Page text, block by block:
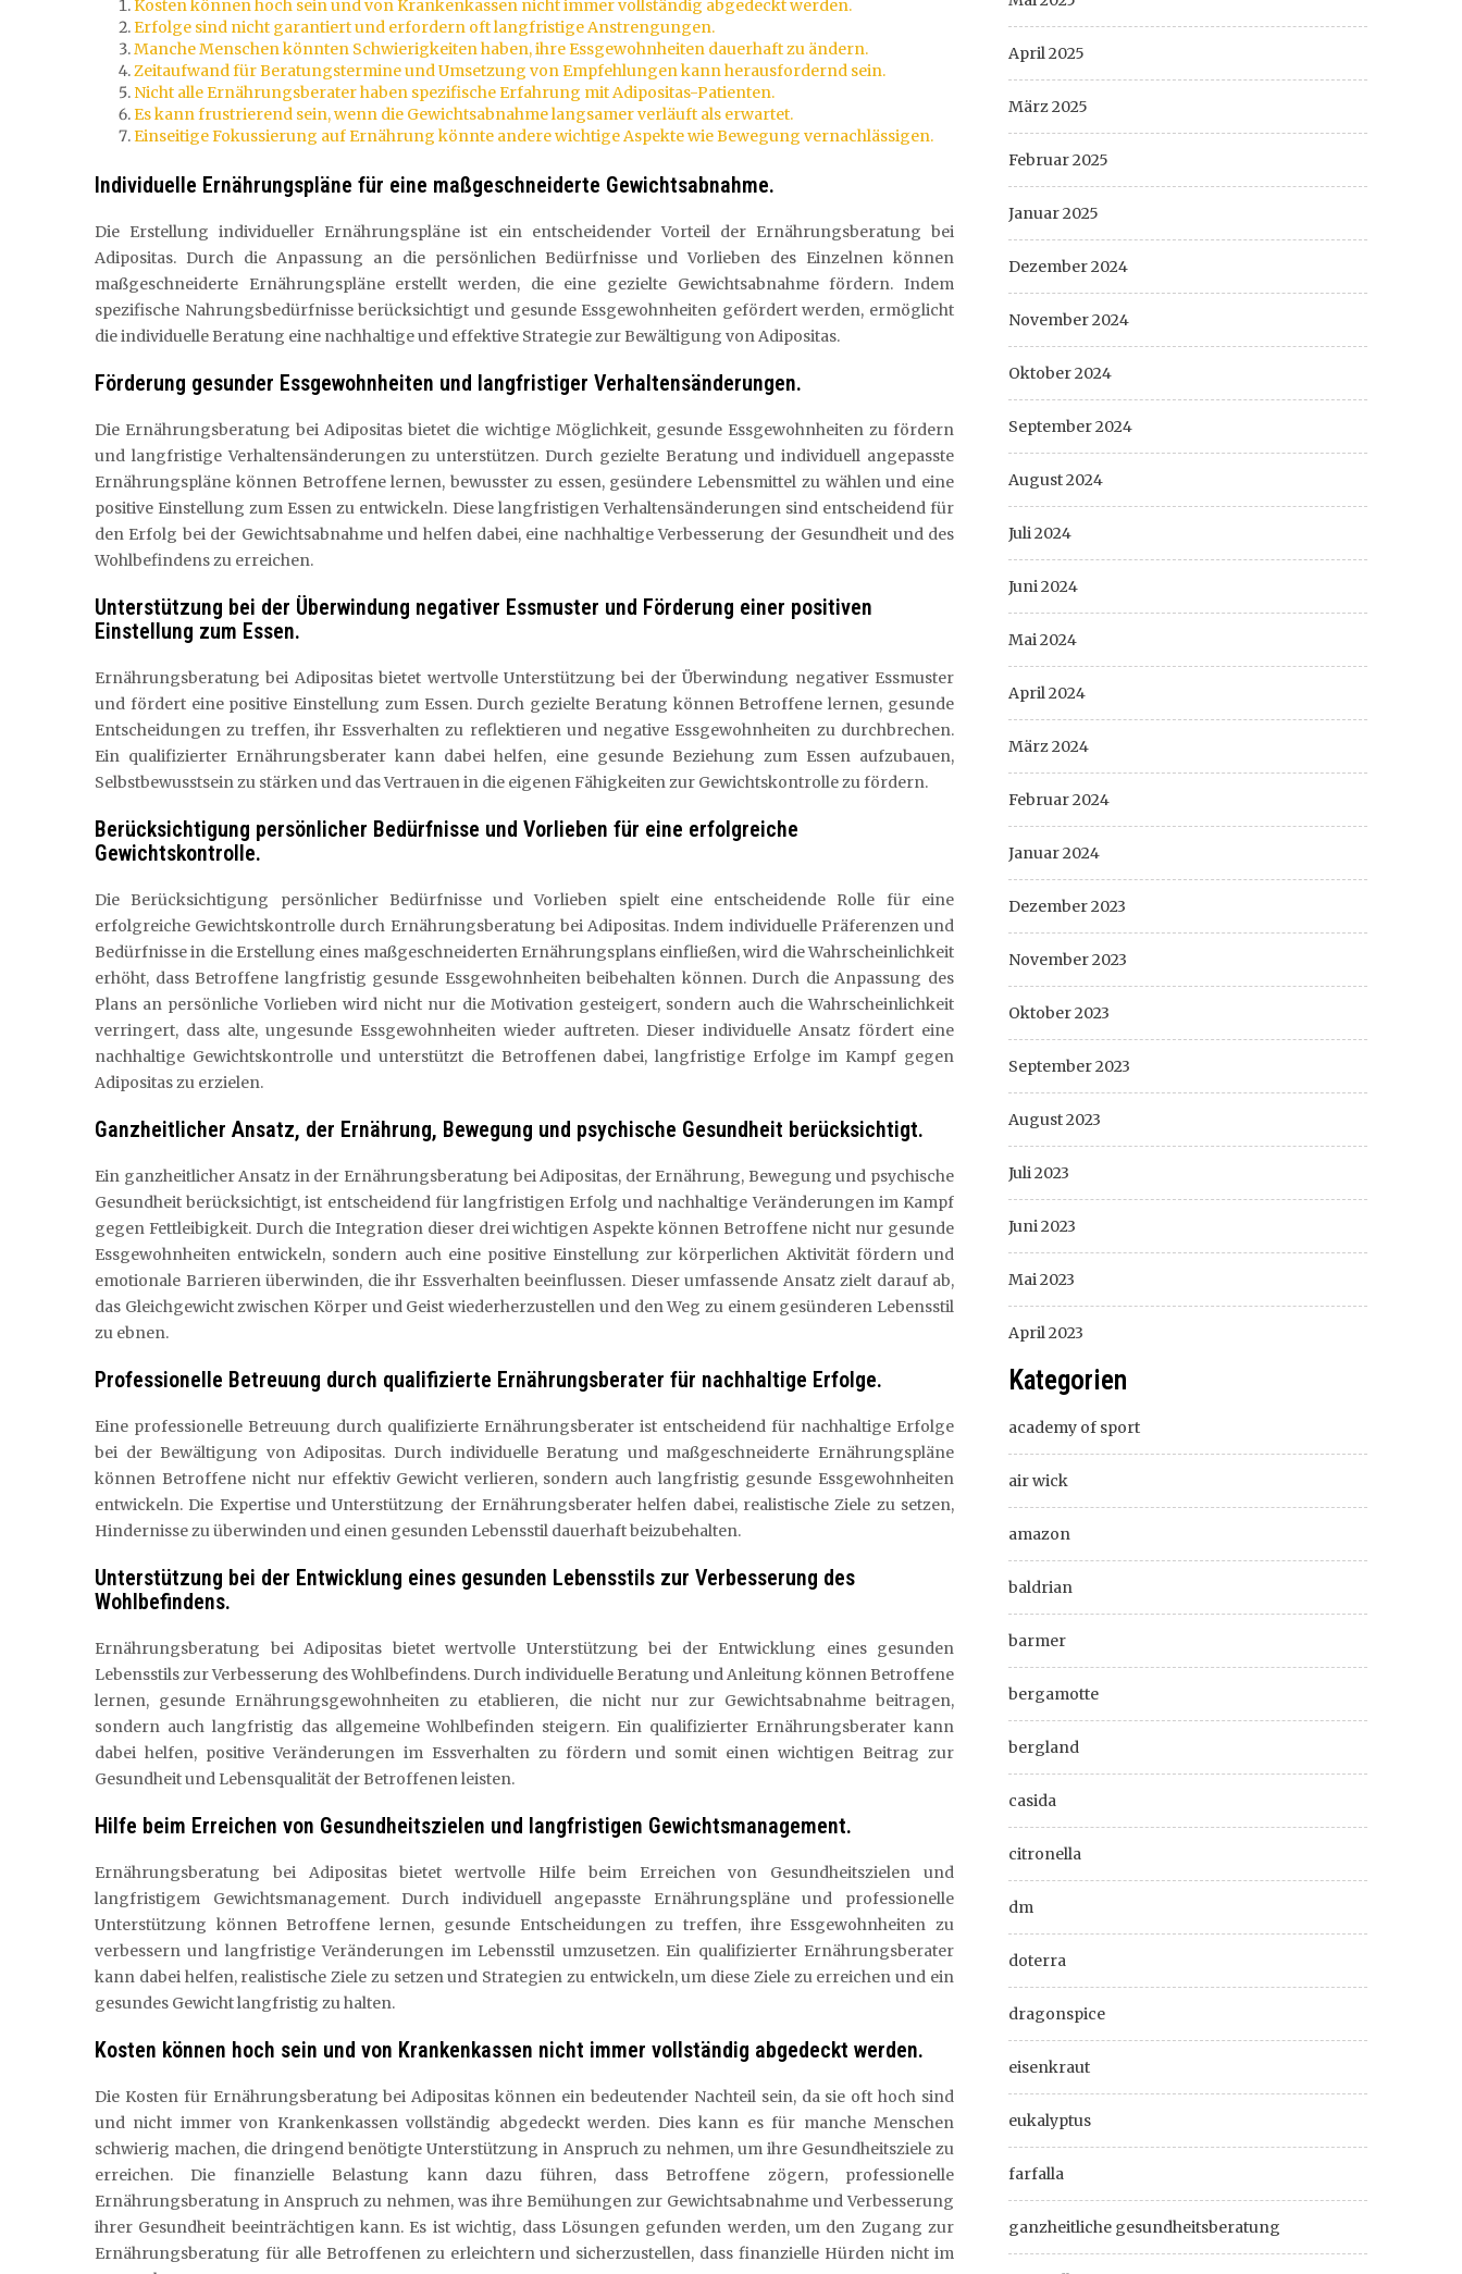
Kosten können hoch sein und von Krankenkassen nicht immer vollständig abgedeckt werden.
Erfolge sind nicht garantiert und erfordern oft langfristige Anstrengungen.
Manche Menschen könnten Schwierigkeiten haben, ihre Essgewohnheiten dauerhaft zu ändern.
Zeitaufwand für Beratungstermine und Umsetzung von Empfehlungen kann herausfordernd sein.
Nicht alle Ernährungsberater haben spezifische Erfahrung mit Adipositas-Patienten.
Es kann frustrierend sein, wenn die Gewichtsabnahme langsamer verläuft als erwartet.
Einseitige Fokussierung auf Ernährung könnte andere wichtige Aspekte wie Bewegung vernachlässigen.
Individuelle Ernährungspläne für eine maßgeschneiderte Gewichtsabnahme.
Die Erstellung individueller Ernährungspläne ist ein entscheidender Vorteil der Ernährungsberatung bei
Adipositas. Durch die Anpassung an die persönlichen Bedürfnisse und Vorlieben des Einzelnen können
maßgeschneiderte Ernährungspläne erstellt werden, die eine gezielte Gewichtsabnahme fördern. Indem
spezifische Nahrungsbedürfnisse berücksichtigt und gesunde Essgewohnheiten gefördert werden, ermöglicht
die individuelle Beratung eine nachhaltige und effektive Strategie zur Bewältigung von Adipositas.
Förderung gesunder Essgewohnheiten und langfristiger Verhaltensänderungen.
Die Ernährungsberatung bei Adipositas bietet die wichtige Möglichkeit, gesunde Essgewohnheiten zu fördern
und langfristige Verhaltensänderungen zu unterstützen. Durch gezielte Beratung und individuell angepasste
Ernährungspläne können Betroffene lernen, bewusster zu essen, gesündere Lebensmittel zu wählen und eine
positive Einstellung zum Essen zu entwickeln. Diese langfristigen Verhaltensänderungen sind entscheidend für
den Erfolg bei der Gewichtsabnahme und helfen dabei, eine nachhaltige Verbesserung der Gesundheit und des
Wohlbefindens zu erreichen.
Unterstützung bei der Überwindung negativer Essmuster und Förderung einer positiven
Einstellung zum Essen.
Ernährungsberatung bei Adipositas bietet wertvolle Unterstützung bei der Überwindung negativer Essmuster
und fördert eine positive Einstellung zum Essen. Durch gezielte Beratung können Betroffene lernen, gesunde
Entscheidungen zu treffen, ihr Essverhalten zu reflektieren und negative Essgewohnheiten zu durchbrechen.
Ein qualifizierter Ernährungsberater kann dabei helfen, eine gesunde Beziehung zum Essen aufzubauen,
Selbstbewusstsein zu stärken und das Vertrauen in die eigenen Fähigkeiten zur Gewichtskontrolle zu fördern.
Berücksichtigung persönlicher Bedürfnisse und Vorlieben für eine erfolgreiche
Gewichtskontrolle.
Die Berücksichtigung persönlicher Bedürfnisse und Vorlieben spielt eine entscheidende Rolle für eine
erfolgreiche Gewichtskontrolle durch Ernährungsberatung bei Adipositas. Indem individuelle Präferenzen und
Bedürfnisse in die Erstellung eines maßgeschneiderten Ernährungsplans einfließen, wird die Wahrscheinlichkeit
erhöht, dass Betroffene langfristig gesunde Essgewohnheiten beibehalten können. Durch die Anpassung des
Plans an persönliche Vorlieben wird nicht nur die Motivation gesteigert, sondern auch die Wahrscheinlichkeit
verringert, dass alte, ungesunde Essgewohnheiten wieder auftreten. Dieser individuelle Ansatz fördert eine
nachhaltige Gewichtskontrolle und unterstützt die Betroffenen dabei, langfristige Erfolge im Kampf gegen
Adipositas zu erzielen.
Ganzheitlicher Ansatz, der Ernährung, Bewegung und psychische Gesundheit berücksichtigt.
Ein ganzheitlicher Ansatz in der Ernährungsberatung bei Adipositas, der Ernährung, Bewegung und psychische
Gesundheit berücksichtigt, ist entscheidend für langfristigen Erfolg und nachhaltige Veränderungen im Kampf
gegen Fettleibigkeit. Durch die Integration dieser drei wichtigen Aspekte können Betroffene nicht nur gesunde
Essgewohnheiten entwickeln, sondern auch eine positive Einstellung zur körperlichen Aktivität fördern und
emotionale Barrieren überwinden, die ihr Essverhalten beeinflussen. Dieser umfassende Ansatz zielt darauf ab,
das Gleichgewicht zwischen Körper und Geist wiederherzustellen und den Weg zu einem gesünderen Lebensstil
zu ebnen.
Professionelle Betreuung durch qualifizierte Ernährungsberater für nachhaltige Erfolge.
Eine professionelle Betreuung durch qualifizierte Ernährungsberater ist entscheidend für nachhaltige Erfolge
bei der Bewältigung von Adipositas. Durch individuelle Beratung und maßgeschneiderte Ernährungspläne
können Betroffene nicht nur effektiv Gewicht verlieren, sondern auch langfristig gesunde Essgewohnheiten
entwickeln. Die Expertise und Unterstützung der Ernährungsberater helfen dabei, realistische Ziele zu setzen,
Hindernisse zu überwinden und einen gesunden Lebensstil dauerhaft beizubehalten.
Unterstützung bei der Entwicklung eines gesunden Lebensstils zur Verbesserung des
Wohlbefindens.
Ernährungsberatung bei Adipositas bietet wertvolle Unterstützung bei der Entwicklung eines gesunden
Lebensstils zur Verbesserung des Wohlbefindens. Durch individuelle Beratung und Anleitung können Betroffene
lernen, gesunde Ernährungsgewohnheiten zu etablieren, die nicht nur zur Gewichtsabnahme beitragen,
sondern auch langfristig das allgemeine Wohlbefinden steigern. Ein qualifizierter Ernährungsberater kann
dabei helfen, positive Veränderungen im Essverhalten zu fördern und somit einen wichtigen Beitrag zur
Gesundheit und Lebensqualität der Betroffenen leisten.
Hilfe beim Erreichen von Gesundheitszielen und langfristigen Gewichtsmanagement.
Ernährungsberatung bei Adipositas bietet wertvolle Hilfe beim Erreichen von Gesundheitszielen und
langfristigem Gewichtsmanagement. Durch individuell angepasste Ernährungspläne und professionelle
Unterstützung können Betroffene lernen, gesunde Entscheidungen zu treffen, ihre Essgewohnheiten zu
verbessern und langfristige Veränderungen im Lebensstil umzusetzen. Ein qualifizierter Ernährungsberater
kann dabei helfen, realistische Ziele zu setzen und Strategien zu entwickeln, um diese Ziele zu erreichen und ein
gesundes Gewicht langfristig zu halten.
Kosten können hoch sein und von Krankenkassen nicht immer vollständig abgedeckt werden.
Die Kosten für Ernährungsberatung bei Adipositas können ein bedeutender Nachteil sein, da sie oft hoch sind
und nicht immer von Krankenkassen vollständig abgedeckt werden. Dies kann es für manche Menschen
schwierig machen, die dringend benötigte Unterstützung in Anspruch zu nehmen, um ihre Gesundheitsziele zu
erreichen. Die finanzielle Belastung kann dazu führen, dass Betroffene zögern, professionelle
Ernährungsberatung in Anspruch zu nehmen, was ihre Bemühungen zur Gewichtsabnahme und Verbesserung
ihrer Gesundheit beeinträchtigen kann. Es ist wichtig, dass Lösungen gefunden werden, um den Zugang zur
Ernährungsberatung für alle Betroffenen zu erleichtern und sicherzustellen, dass finanzielle Hürden nicht im
April 2025
März 2025
Februar 2025
Januar 2025
Dezember 2024
November 2024
Oktober 2024
September 2024
August 2024
Juli 2024
Juni 2024
Mai 2024
April 2024
März 2024
Februar 2024
Januar 2024
Dezember 2023
November 2023
Oktober 2023
September 2023
August 2023
Juli 2023
Juni 2023
Mai 2023
April 2023
Kategorien
academy of sport
air wick
amazon
baldrian
barmer
bergamotte
bergland
casida
citronella
dm
doterra
dragonspice
eisenkraut
eukalyptus
farfalla
ganzheitliche gesundheitsberatung